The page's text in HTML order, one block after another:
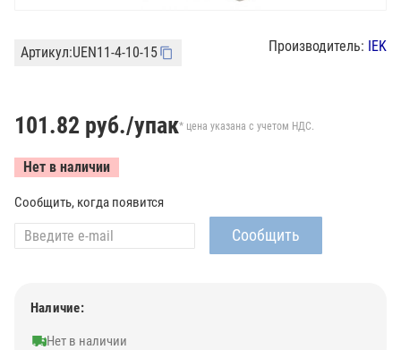
Артикул:UEN11-4-10-15 Производитель: IEK
101.82 руб./упак* цена указана с учетом НДС.
Нет в наличии
Сообщить, когда появится
Наличие:
Нет в наличии